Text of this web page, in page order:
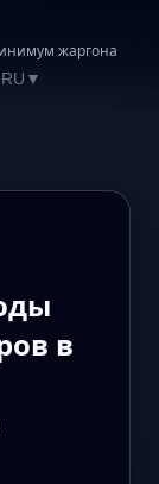
жаргона
RU ▼
в